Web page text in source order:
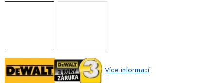
Více informací